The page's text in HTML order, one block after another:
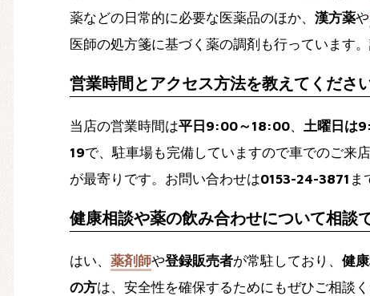
薬などの日常的に必要な医薬品のほか、 漢方薬や
医師の処方箋に基づく薬の調剤も行っています
営業時間とアクセス方法を教えてくださ
当店の営業時間は平日9:00～18:00、 土曜日は
19で、駐車場も完備していますので車でのご来
が最寄りです。お問い合わせは0153-24-3871 ま
健康相談や薬の飲み合わせについて相談
はい、 薬剤師や登録販売者が常駐しており、 健
の方は、安全性を確保するためにもぜひご相談く